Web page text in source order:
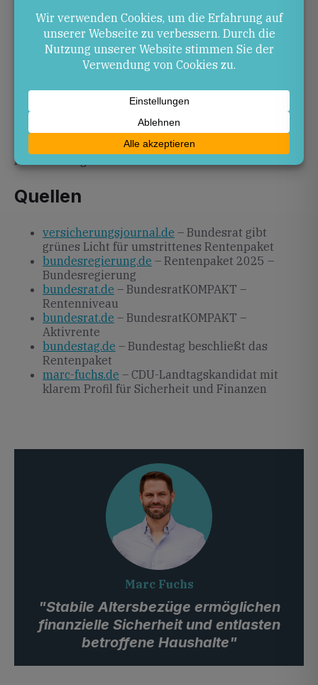
Ausblick
In den kommenden Jahren wird die konkrete
Umsetzung der Aktivrente beobachtet und
angepasst. Die Bundesregierung wird regelmäßig
über die Finanzlage der Rentenkasse berichten. Für
Rheinland-Pfalz ist entscheidend, dass Anpassungen
rechtzeitig kommuniziert werden, um die Balance
zwischen Generationengerechtigkeit und
Finanzierung zu wahren.
Quellen
versicherungsjournal.de – Bundesrat gibt
grünes Licht für umstrittenes Rentenpaket
bundesregierung.de – Rentenpaket 2025 –
Bundesregierung
bundesrat.de – BundesratKOMPAKT –
Rentenniveau
bundesrat.de – BundesratKOMPAKT –
Aktivrente
bundestag.de – Bundestag beschließt das
Rentenpaket
marc-fuchs.de – CDU-Landtagskandidat mit
klarem Profil für Sicherheit und Finanzen
Marc Fuchs
"Stabile Altersbezüge ermöglichen
finanzielle Sicherheit und entlasten
betroffene Haushalte"